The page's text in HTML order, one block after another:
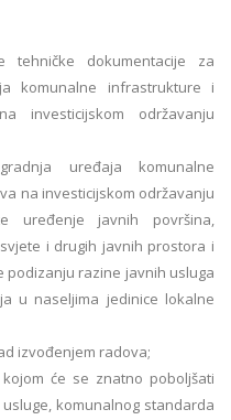
dokumentacije za
komunalne infrastrukture i
investicijskom održavanju
uređaja komunalne
na investicijskom održavanju
uređenje javnih površina,
i drugih javnih prostora i
razine javnih usluga
u naseljima jedinice lokalne
izvođenjem radova;
će se znatno poboljšati
komunalnog standarda